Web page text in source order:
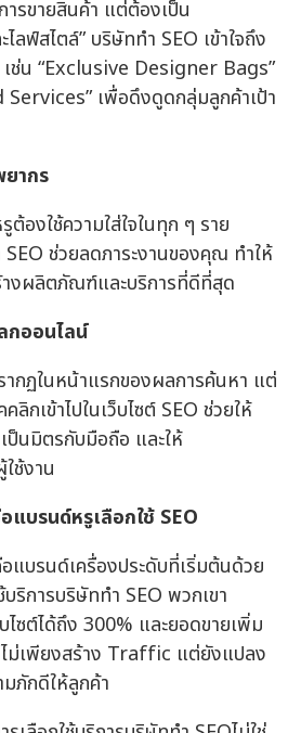
รขายสินค้า แต่ต้องเป็น
ฟ์สไตล์” บริษัททำ SEO เข้าใจถึง
เช่น “Exclusive Designer Bags”
เพื่อดึงดูดกลุ่มลูกค้าเป้า
ยากร
องใช้ความใส่ใจในทุก ๆ ราย
ช่วยลดภาระงานของคุณ ทำให้
งผลิตภัณฑ์และบริการที่ดีที่สุด
กออนไลน์
กฏในหน้าแรกของผลการค้นหา แต่
ลิกเข้าไปในเว็บไซต์ SEO ช่วยให้
ป็นมิตรกับมือถือ และให้
ช้งาน
แบรนด์หรูเลือกใช้ SEO
แบรนด์เครื่องประดับที่เริ่มต้นด้วย
บริการบริษัททำ SEO พวกเขา
ไซต์ได้ถึง 300% และยอดขายเพิ่ม
ไม่เพียงสร้าง Traffic แต่ยังแปลง
มภักดีให้ลูกค้า